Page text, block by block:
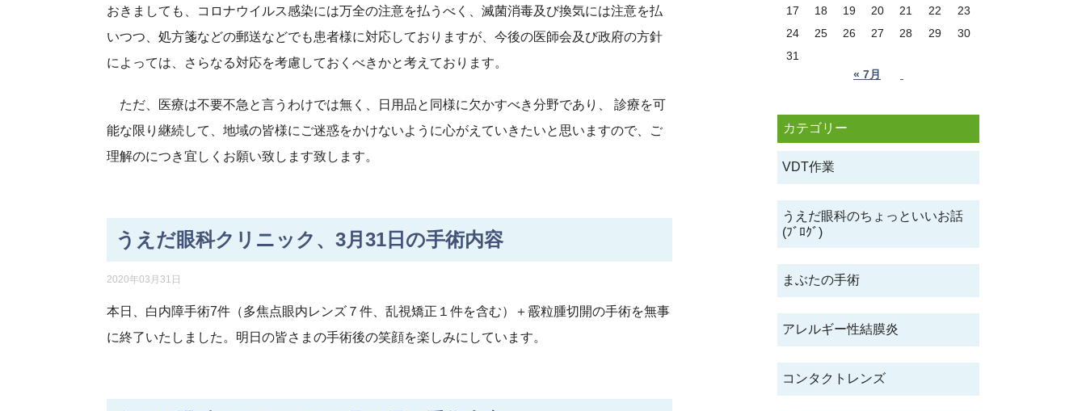
17
18 19 20 21 22
23
24
25 26 27 28 29
30
31
« 7月
カテゴリー
VDT作業
うえだ眼科のちょっといいお話
(ﾌﾞﾛｸﾞ)
まぶたの手術
アレルギー性結膜炎
コンタクトレンズ
おきましても、コロナウイルス感染には万全の注意を払うべく、滅菌消毒及び換気には注意を払
いつつ、処方箋などの郵送などでも患者様に対応しておりますが、今後の医師会及び政府の方針
によっては、さらなる対応を考慮しておくべきかと考えております。
ただ、医療は不要不急と言うわけでは無く、日用品と同様に欠かすべき分野であり、 診療を可
能な限り継続して、地域の皆様にご迷惑をかけないように心がえていきたいと思いますので、ご
理解のにつき宜しくお願い致します致します。
うえだ眼科クリニック、3月31日の手術内容
2020年03月31日
本日、白内障手術7件（多焦点眼内レンズ７件、乱視矯正１件を含む）＋霰粒腫切開の手術を無事
に終了いたしました。明日の皆さまの手術後の笑顔を楽しみにしています。